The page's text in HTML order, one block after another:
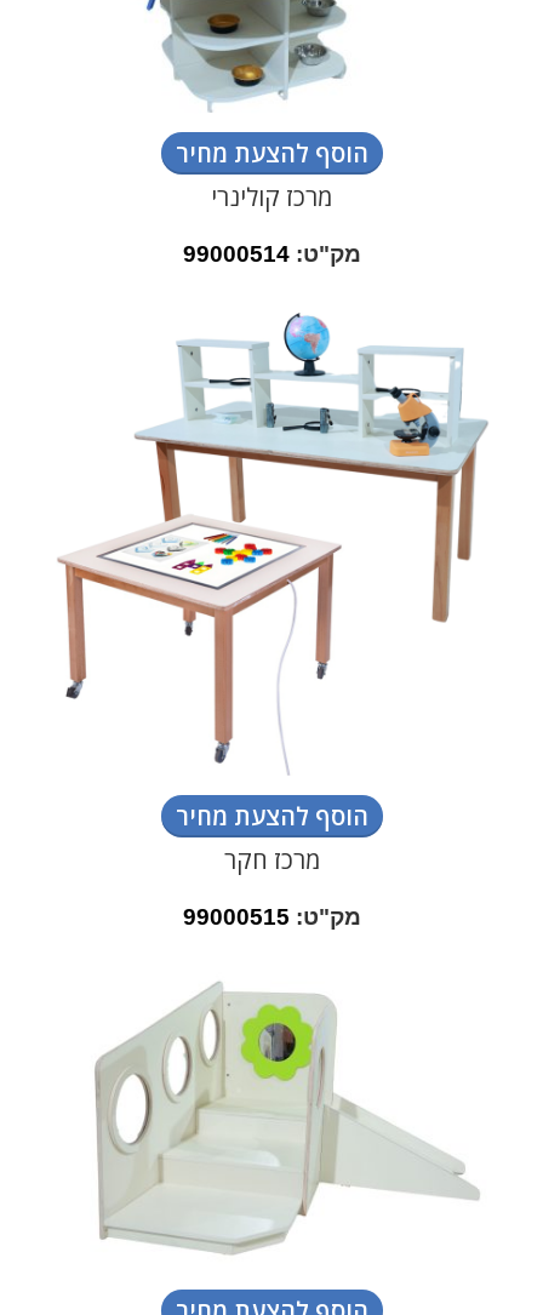
הוסף להצעת מחיר
מרכז קולינרי
מק"ט:99000514
הוסף להצעת מחיר
מרכז חקר
מק"ט: 99000515